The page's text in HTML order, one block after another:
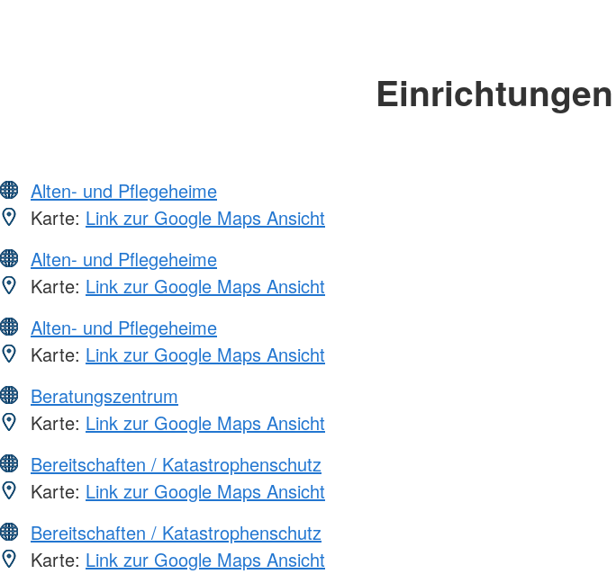
Alten- und Pflegeheime
Karte: Link zur Google Maps Ansicht
Alten- und Pflegeheime
Karte: Link zur Google Maps Ansicht
Alten- und Pflegeheime
Karte: Link zur Google Maps Ansicht
Beratungszentrum
Karte: Link zur Google Maps Ansicht
Bereitschaften / Katastrophenschutz
Karte: Link zur Google Maps Ansicht
Bereitschaften / Katastrophenschutz
Karte: Link zur Google Maps Ansicht